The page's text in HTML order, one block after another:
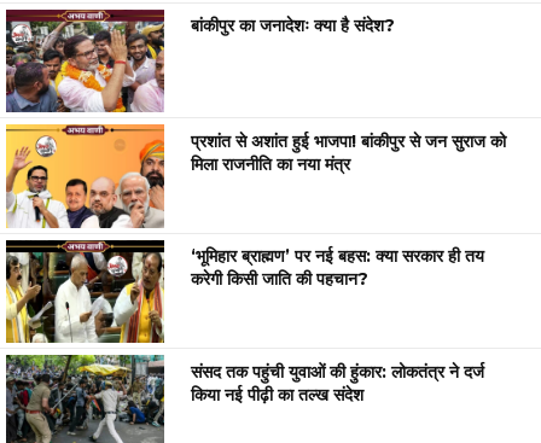
बांकीपुर का जनादेशः क्या है संदेश?
प्रशांत से अशांत हुई भाजपा! बांकीपुर से जन सुराज को
मिला राजनीति का नया मंत्र
‘भूमिहार ब्राह्मण’ पर नई बहस: क्या सरकार ही तय
करेगी किसी जाति की पहचान?
संसद तक पहुंची युवाओं की हुंकार: लोकतंत्र ने दर्ज
किया नई पीढ़ी का तल्ख संदेश